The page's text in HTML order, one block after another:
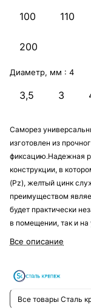
100 110
200
Диаметр, мм : 4
3,5 3
Саморез
изготовлен из
фиксацию.Надежная
конструкции, в
(Pz), желтый цинк
преимуществом
будет практически
в помещении, так и на
Все описание
Все товары Сталь